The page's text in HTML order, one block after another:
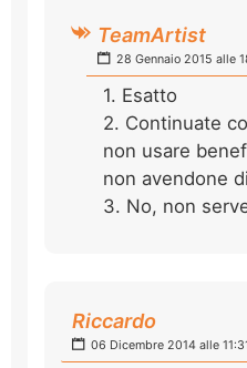
TeamArtist
28 Gennaio 2015 alle
1. Esatto
2. Continuate
non usare
non avendone
3. No, non
Riccardo
06 Dicembre 2014 alle